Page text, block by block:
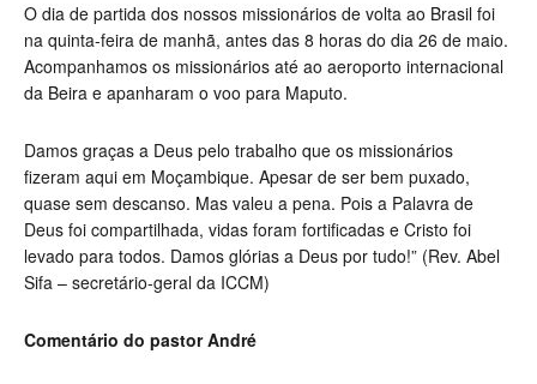
O dia de partida dos nossos missionários de volta ao Brasil foi
na quinta-feira de manhã, antes das 8 horas do dia 26 de maio.
Acompanhamos os missionários até ao aeroporto internacional
da Beira e apanharam o voo para Maputo.
Damos graças a Deus pelo trabalho que os missionários
fizeram aqui em Moçambique. Apesar de ser bem puxado,
quase sem descanso. Mas valeu a pena. Pois a Palavra de
Deus foi compartilhada, vidas foram fortificadas e Cristo foi
levado para todos. Damos glórias a Deus por tudo!” (Rev. Abel
Sifa – secretário-geral da ICCM)
Comentário do pastor André